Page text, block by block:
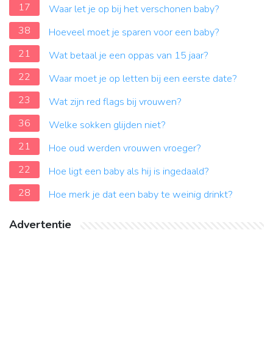
17
Waar let je op bij het verschonen baby?
38
Hoeveel moet je sparen voor een baby?
21
Wat betaal je een oppas van 15 jaar?
22
Waar moet je op letten bij een eerste date?
23
Wat zijn red flags bij vrouwen?
36
Welke sokken glijden niet?
21
Hoe oud werden vrouwen vroeger?
22
Hoe ligt een baby als hij is ingedaald?
28
Hoe merk je dat een baby te weinig drinkt?
Advertentie